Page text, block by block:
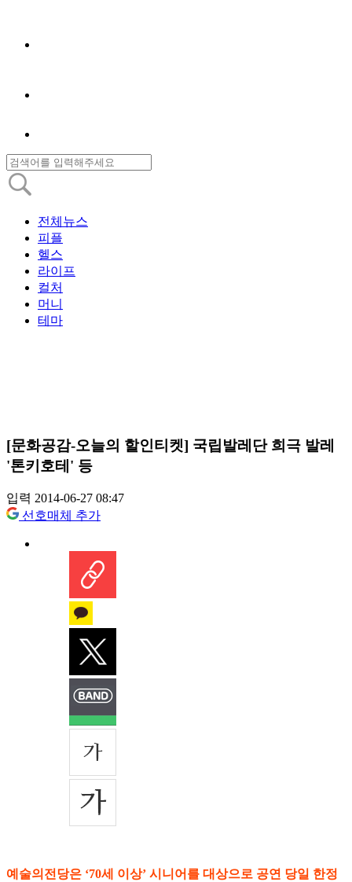
전체뉴스
피플
헬스
라이프
컬처
머니
테마
[문화공감-오늘의 할인티켓] 국립발레단 희극 발레
'톤키호테' 등
입력 2014-06-27 08:47
선호매체 추가
예술의전당은 ‘70세 이상’ 시니어를 대상으로 공연 당일 한정